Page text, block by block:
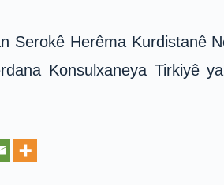
Serokê Herêma
Konsulxaneya Tirkiyê